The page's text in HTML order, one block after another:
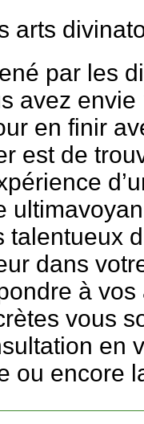
arts
par les
avez
en finir
est de
talentueux
dans
à
vous
en
ou encore